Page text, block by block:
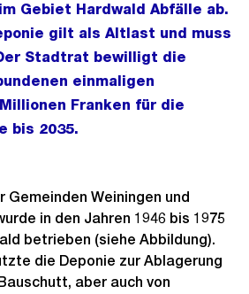
Gebiet Hardwald Abfälle ab.
gilt als Altlast und muss
Stadtrat bewilligt die
einmaligen
Franken für die
bis 2035.
Gemeinden Weiningen und
in den Jahren 1946 bis 1975
betrieben (siehe Abbildung).
die Deponie zur Ablagerung
aber auch von